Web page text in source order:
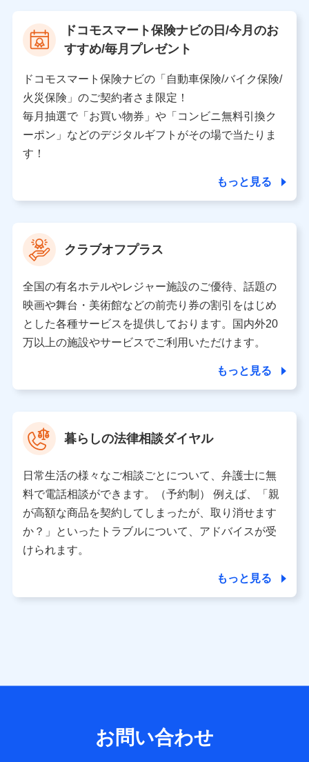
当社又は株式会社NTTドコモが提供する保険関連サービ
スにおけるユーザ登録受付および管理のため
を受けている保険会社・提携会社の保険その他に関する
情報を提供するため、また維持管理等の委託業務遂行の
ため、またそれらに付帯、関連する当社、株式会社NTT
ドコモおよび提携会社のサービスを案内、提供するため
（各サービスで取得したサービス利用履歴、ウェブサイ
トの閲覧履歴、購買履歴、ご契約内容等のパーソナルデ
ータを分析して、お客さまの趣味・嗜好・傾向に応じた
上記に係る案内・手続き・管理等付帯業務を行うため
【当該個人データの管理について責任を有する者の名称・住
所・代表者名】
当該個人データを取り扱う各共同利用者（詳細は次のとお
り）
東京都千代田区永田町2丁目11番1号 山王パークタワー
株式会社NTTドコモ 代表取締役社長 前田 義晃
東京都中央区日本橋人形町2-14-10 アーバンネット日本橋
ビル 3F
※ 当社および株式会社NTTドコモは、お客さまの情報を利
データ憲章」に定める行動原則を順守します 。
※ パーソナルデータダッシュボードの「第三者提供の管
理」の設定状態にかかわらず、共同利用する場合がありま
※ dポイントクラブ会員ではないお客さま（2019年12月11
日以降、一度もdポイントクラブ会員であったことがないお
個人データは、こちら の利用目的の範囲内に限って共同利
用します。
サービス提供等を通じて取得した、以下の情報などの個人デ
ドコモスマート保険ナビの日/今月のお
すすめ/毎月プレゼント
ドコモスマート保険ナビの「自動車保険/バイク保険/
火災保険」のご契約者さま限定！
毎月抽選で「お買い物券」や「コンビニ無料引換ク
ーポン」などのデジタルギフトがその場で当たりま
す！
もっと見る
クラブオフプラス
全国の有名ホテルやレジャー施設のご優待、話題の
映画や舞台・美術館などの前売り券の割引をはじめ
とした各種サービスを提供しております。国内外20
万以上の施設やサービスでご利用いただけます。
もっと見る
暮らしの法律相談ダイヤル
日常生活の様々なご相談ごとについて、弁護士に無
料で電話相談ができます。（予約制） 例えば、「親
が高額な商品を契約してしまったが、取り消せます
か？」といったトラブルについて、アドバイスが受
けられます。
もっと見る
お問い合わせ